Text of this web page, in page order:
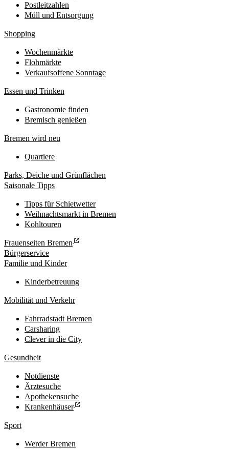
Postleitzahlen
Müll und Entsorgung
Shopping
Wochenmärkte
Flohmärkte
Verkaufsoffene Sonntage
Essen und Trinken
Gastronomie finden
Bremisch genießen
Bremen wird neu
Quartiere
Parks, Deiche und Grünflächen
Saisonale Tipps
Tipps für Schietwetter
Weihnachtsmarkt in Bremen
Kohltouren
Frauenseiten Bremen
Bürgerservice
Familie und Kinder
Kinderbetreuung
Mobilität und Verkehr
Fahrradstadt Bremen
Carsharing
Clever in die City
Gesundheit
Notdienste
Ärztesuche
Apothekensuche
Krankenhäuser
Sport
Werder Bremen